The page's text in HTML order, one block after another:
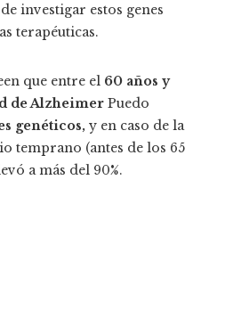
investigar estos genes
terapéuticas.
que entre el 60 años y
de Alzheimer Puedo
genéticos, y en caso de la
temprano (antes de los 65
a más del 90%.